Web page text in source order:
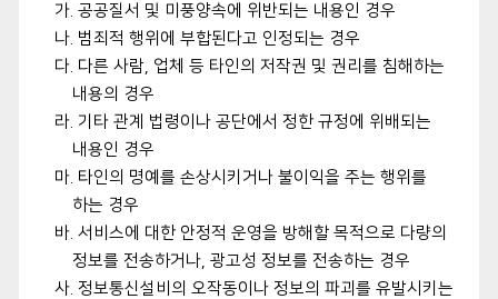
가. 공공질서 및 미풍양속에 위반되는 내용인 경우
나. 범죄적 행위에 부합된다고 인정되는 경우
다. 다른 사람, 업체 등 타인의 저작권 및 권리를 침해하는
내용의 경우
라. 기타 관계 법령이나 공단에서 정한 규정에 위배되는
내용인 경우
마. 타인의 명예를 손상시키거나 불이익을 주는 행위를
하는 경우
바. 서비스에 대한 안정적 운영을 방해할 목적으로 다량의
정보를 전송하거나, 광고성 정보를 전송하는 경우
사. 정보통신설비의 오작동이나 정보의 파괴를 유발시키는